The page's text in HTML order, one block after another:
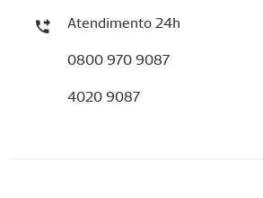
Atendimento 24h
0800 970 9087
4020 9087